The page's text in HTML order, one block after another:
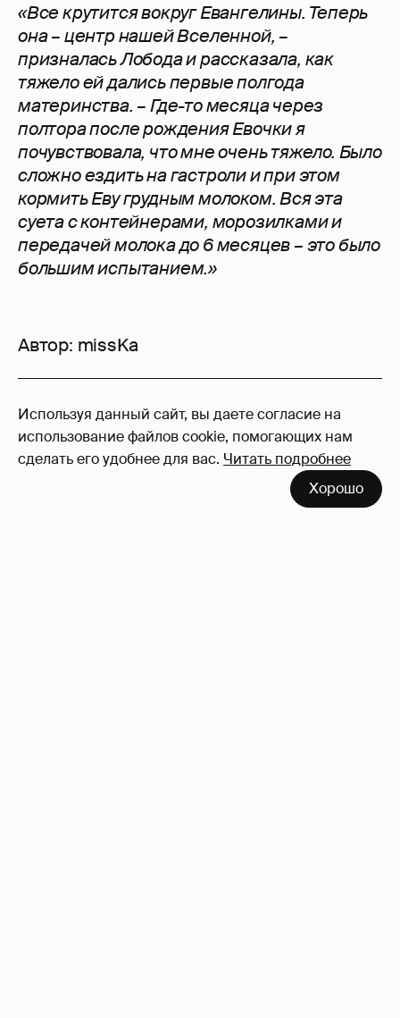
Используя данный сайт, вы даете согласие на
использование файлов cookie, помогающих нам
сделать его удобнее для вас. Читать подробнее
Хорошо
«Все крутится вокруг Евангелины. Теперь
она – центр нашей Вселенной, –
призналась Лобода и рассказала, как
тяжело ей дались первые полгода
материнства. – Где-то месяца через
полтора после рождения Евочки я
почувствовала, что мне очень тяжело. Было
сложно ездить на гастроли и при этом
кормить Еву грудным молоком. Вся эта
суета с контейнерами, морозилками и
передачей молока до 6 месяцев – это было
большим испытанием.»
Автор: missKa
21
Войдите в аккаунт, чтобы читать и
оставлять комментарии